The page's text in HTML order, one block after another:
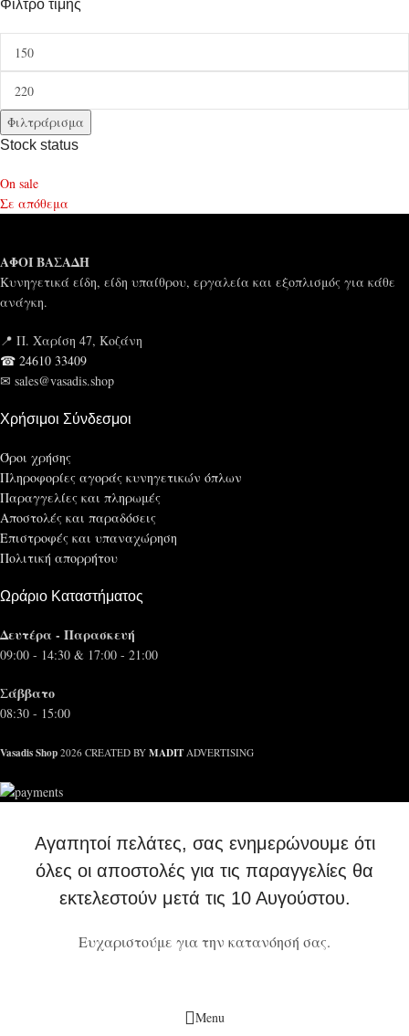
Φίλτρο τιμής
Φιλτράρισμα
Stock status
On sale
Σε απόθεμα
ΑΦΟΙ ΒΑΣΑΔΗ
Κυνηγετικά είδη, είδη υπαίθρου, εργαλεία και εξοπλισμός για κάθε
ανάγκη.
📍 Π. Χαρίση 47, Κοζάνη
☎ 24610 33409
✉ sales@vasadis.shop
Χρήσιμοι Σύνδεσμοι
Όροι χρήσης
Πληροφορίες αγοράς κυνηγετικών όπλων
Παραγγελίες και πληρωμές
Αποστολές και παραδόσεις
Επιστροφές και υπαναχώρηση
Πολιτική απορρήτου
Ωράριο Καταστήματος
Δευτέρα - Παρασκευή
09:00 - 14:30 & 17:00 - 21:00
Σάββατο
08:30 - 15:00
Vasadis Shop 2026 CREATED BY MADIT ADVERTISING
Αγαπητοί πελάτες, σας ενημερώνουμε ότι
όλες οι αποστολές για τις παραγγελίες θα
εκτελεστούν μετά τις 10 Αυγούστου.
Ευχαριστούμε για την κατανόησή σας.
Menu